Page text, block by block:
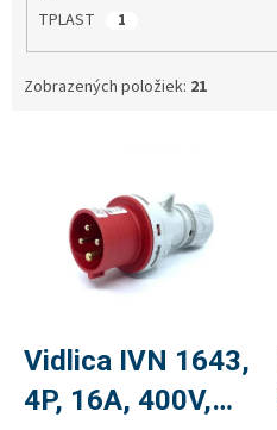
TPLAST 1
Zobrazených položiek: 21
dVidlica IVN 1643,
4P, 16A, 400V,